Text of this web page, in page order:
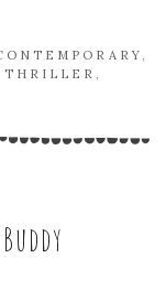
THRILLER